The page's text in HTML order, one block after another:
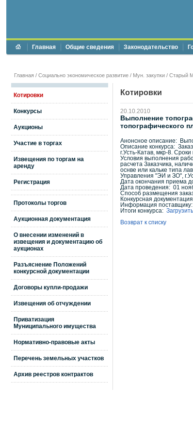
Главная Общие сведения Законодательство
Главная / Социально экономическое развитие / Мун. закупки / Старый
Котировки
Конкурсы
Аукционы
Участие в торгах
Извещения по торгам на
аренду
Регистрация
Протоколы торгов
Аукционная документация
О внесении изменений в
извещения и документацию об
аукционах
Разъяснение Положений
конкурсной документации
Договоры купли-продажи
Извещения об отчуждении
Приватизация
Муниципального имущества
Нормативно-правовые акты
Перечень земельных участков
Архив реестров контрактов
Котировки
20.10.2010
Выполнение
топографического
Анонсное описание:
Описание конкурса:
г.Усть-Катав, мкр-8.
Условия выполнения
расчета Заказчика,
оснве или кальке типа
Управления "ЭИ и ЗО",
Дата окончания приема
Дата проведения: 01
Способ размещения
Конкурсная
Информация поставщику:
Итоги конкурса: Загрузить
Возврат к списку